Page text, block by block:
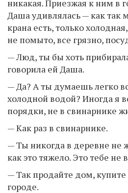
никакая. Приезжая к ним в
Даша удивлялась — как так
крана есть, только
не помыто, все грязно,
— Люд, ты бы хоть
говорила ей Даша.
— Да? А ты думаешь легко
холодной водой? Иногда я
порядки, не в свинарнике
— Как раз в свинарнике.
— Ты никогда в деревне не
как это тяжело. Это тебе не
— Так продайте дом, купите
городе.